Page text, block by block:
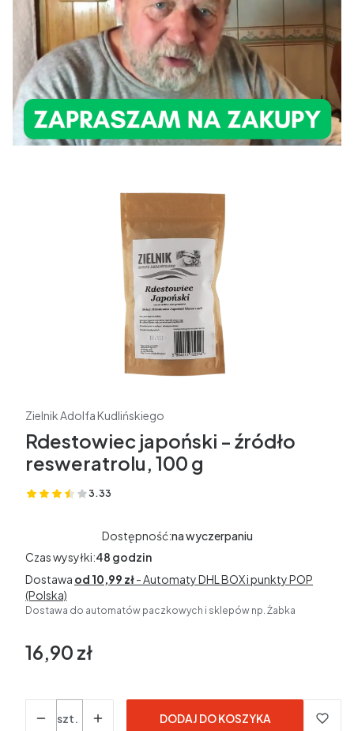
Zielnik Adolfa Kudlińskiego
Rdestowiec japoński - źródło
resweratrolu, 100 g
3.33
(Oceny: 12 Recenzje: 0)
Dostępność:na wyczerpaniu
Czas wysyłki:48 godzin
Dostawa od 10,99 zł- Automaty DHL BOX i punkty POP
(Polska)
Dostawa do automatów paczkowych i sklepów np. Żabka
Cena
16,90 zł
bez VAT
szt.
DODAJ DO KOSZYKA